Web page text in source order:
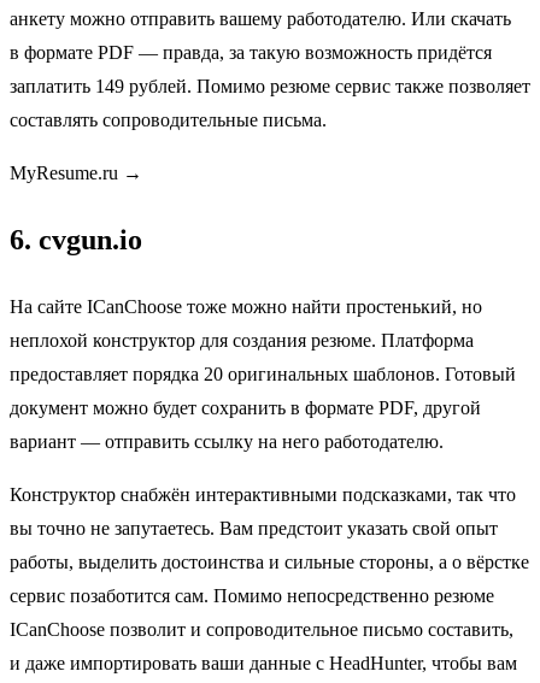
анкету можно отправить вашему работодателю. Или скачать
в формате PDF — правда, за такую возможность придётся
заплатить 149 рублей. Помимо резюме сервис также позволяет
составлять сопроводительные письма.
MyResume.ru →
6. cvgun.io
На сайте ICanChoose тоже можно найти простенький, но
неплохой конструктор для создания резюме. Платформа
предоставляет порядка 20 оригинальных шаблонов. Готовый
документ можно будет сохранить в формате PDF, другой
вариант — отправить ссылку на него работодателю.
Конструктор снабжён интерактивными подсказками, так что
вы точно не запутаетесь. Вам предстоит указать свой опыт
работы, выделить достоинства и сильные стороны, а о вёрстке
сервис позаботится сам. Помимо непосредственно резюме
ICanChoose позволит и сопроводительное письмо составить,
и даже импортировать ваши данные с HeadHunter, чтобы вам